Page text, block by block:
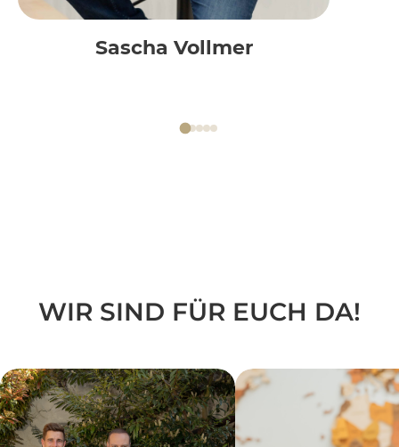
Sascha Vollmer
WIR SIND FÜR EUCH DA!